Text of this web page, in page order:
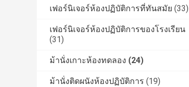
เฟอร์นิเจอร์ห้องปฏิบัติการที่ทันสมัย (33)
เฟอร์นิเจอร์ห้องปฏิบัติการของโรงเรียน
(31)
ม้านั่งเกาะห้องทดลอง (24)
ม้านั่งติดผนังห้องปฏิบัติการ (19)